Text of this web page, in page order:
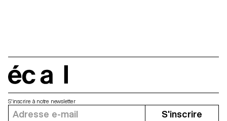
S'inscrire à notre newsletter
S'inscrire